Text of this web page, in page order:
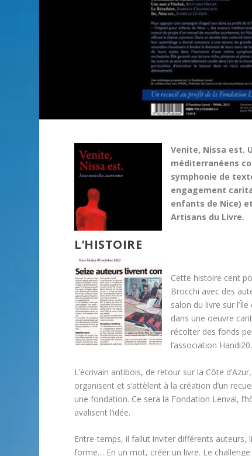
Venite, Nissa est.
méditerranéens
symphonie de
engagement
enfants de Nice)
Artisans du Livre.
L’HISTOIRE
Cette histoire cent
Brocchi avec des
salon du livre sur
dans une oeuvre
récolter des fonds
l’association Handi20.
L’écrivain antibois, de retour sur la Côte
organisent et s’attèlent à la création d’un
une fondation. Ce sera la Fondation Lenval,
avalisent l’idée.
Entre-temps, il fallut inviter différents
forme… En un mot, créer un livre. Le